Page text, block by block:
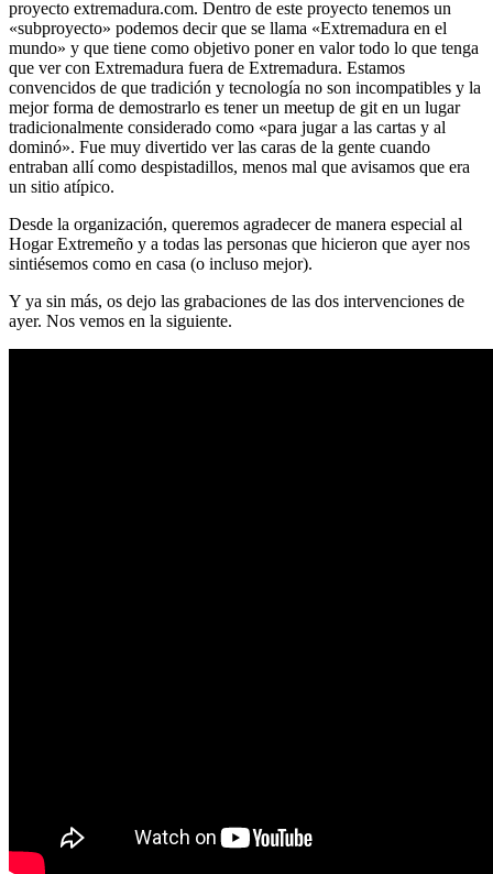
proyecto extremadura.com. Dentro de este proyecto tenemos un
«subproyecto» podemos decir que se llama «Extremadura en el
mundo» y que tiene como objetivo poner en valor todo lo que tenga
que ver con Extremadura fuera de Extremadura. Estamos
convencidos de que tradición y tecnología no son incompatibles y la
mejor forma de demostrarlo es tener un meetup de git en un lugar
tradicionalmente considerado como «para jugar a las cartas y al
dominó». Fue muy divertido ver las caras de la gente cuando
entraban allí como despistadillos, menos mal que avisamos que era
un sitio atípico.
Desde la organización, queremos agradecer de manera especial al
Hogar Extremeño y a todas las personas que hicieron que ayer nos
sintiésemos como en casa (o incluso mejor).
Y ya sin más, os dejo las grabaciones de las dos intervenciones de
ayer. Nos vemos en la siguiente.